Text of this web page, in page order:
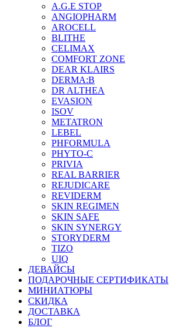
A.G.E STOP
ANGIOPHARM
AROCELL
BLITHE
CELIMAX
COMFORT ZONE
DEAR KLAIRS
DERMA:B
DR ALTHEA
EVASION
ISOV
METATRON
LEBEL
PHFORMULA
PHYTO-C
PRIVIA
REAL BARRIER
REJUDICARE
REVIDERM
SKIN REGIMEN
SKIN SAFE
SKIN SYNERGY
STORYDERM
TIZO
UIQ
ДЕВАЙСЫ
ПОДАРОЧНЫЕ СЕРТИФИКАТЫ
МИНИАТЮРЫ
СКИДКА
ДОСТАВКА
БЛОГ